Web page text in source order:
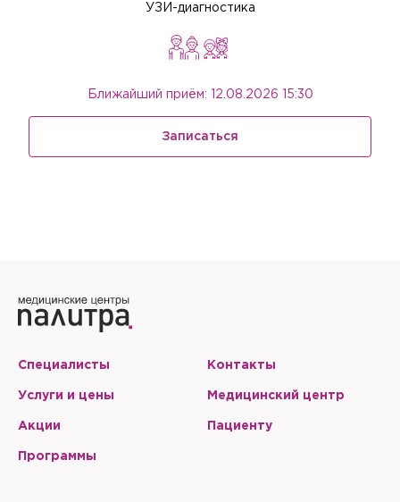
УЗИ-диагностика
Ближайший приём: 12.08.2026 15:30
Записаться
Специалисты
Услуги и цены
Акции
Программы
Контакты
Медицинский центр
Пациенту